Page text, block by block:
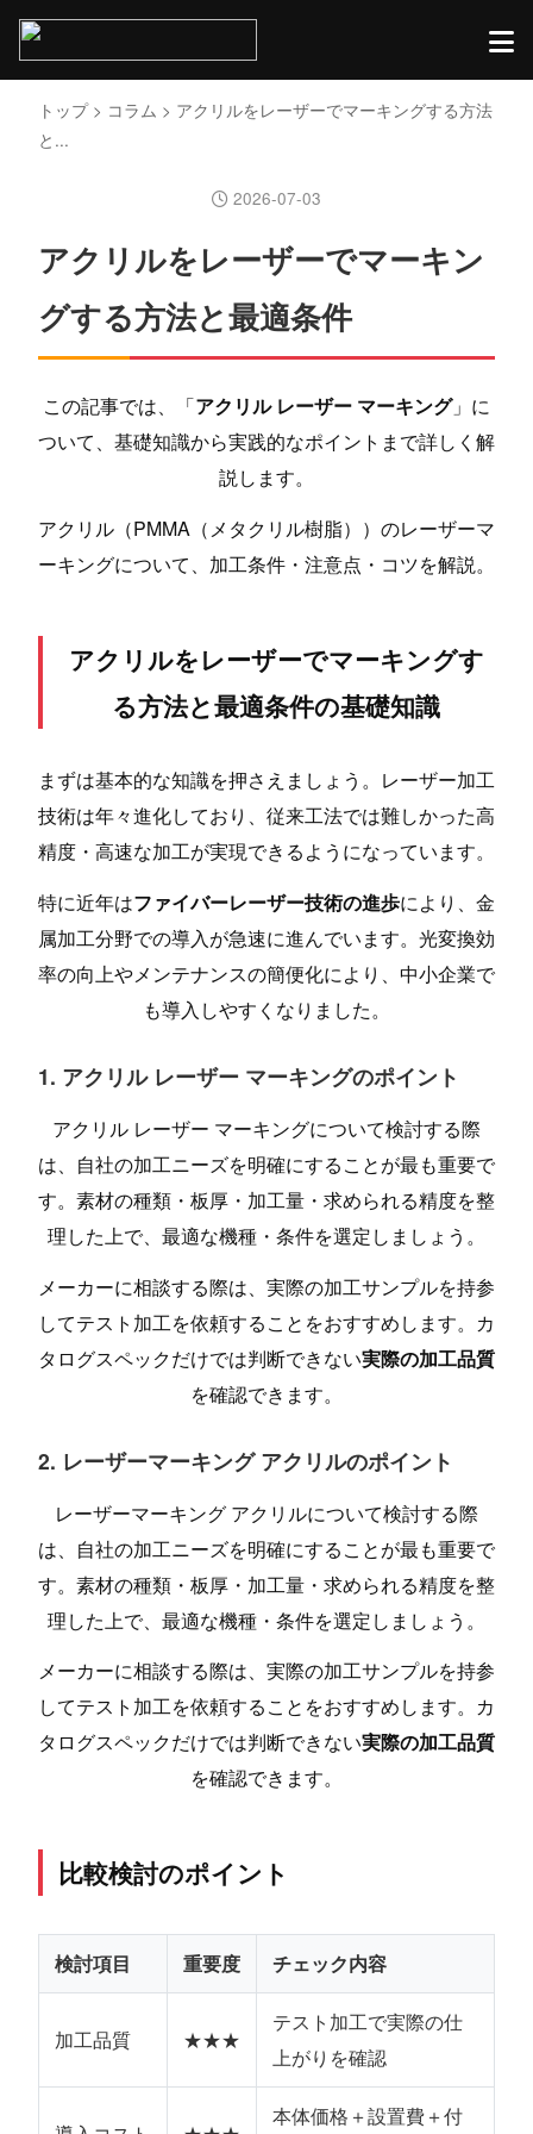
トップ> コラム > アクリルをレーザーでマーキングする方法
と...
2026-07-03
アクリルをレーザーでマーキン
グする方法と最適条件
この記事では、「アクリル レーザー マーキング」に
ついて、基礎知識から実践的なポイントまで詳しく解
説します。
アクリル（PMMA（メタクリル樹脂））のレーザーマ
ーキングについて、加工条件・注意点・コツを解説。
アクリルをレーザーでマーキングす
る方法と最適条件の基礎知識
まずは基本的な知識を押さえましょう。レーザー加工
技術は年々進化しており、従来工法では難しかった高
精度・高速な加工が実現できるようになっています。
特に近年はファイバーレーザー技術の進歩により、金
属加工分野での導入が急速に進んでいます。光変換効
率の向上やメンテナンスの簡便化により、中小企業で
も導入しやすくなりました。
1. アクリル レーザー マーキングのポイント
アクリル レーザー マーキングについて検討する際
は、自社の加工ニーズを明確にすることが最も重要で
す。素材の種類・板厚・加工量・求められる精度を整
理した上で、最適な機種・条件を選定しましょう。
メーカーに相談する際は、実際の加工サンプルを持参
してテスト加工を依頼することをおすすめします。カ
タログスペックだけでは判断できない実際の加工品質
を確認できます。
2. レーザーマーキング アクリルのポイント
レーザーマーキング アクリルについて検討する際
は、自社の加工ニーズを明確にすることが最も重要で
す。素材の種類・板厚・加工量・求められる精度を整
理した上で、最適な機種・条件を選定しましょう。
メーカーに相談する際は、実際の加工サンプルを持参
してテスト加工を依頼することをおすすめします。カ
タログスペックだけでは判断できない実際の加工品質
を確認できます。
比較検討のポイント
検討項目 重要度 チェック内容
加工品質 ★★★
テスト加工で実際の仕
上がりを確認
本体価格＋設置費＋付